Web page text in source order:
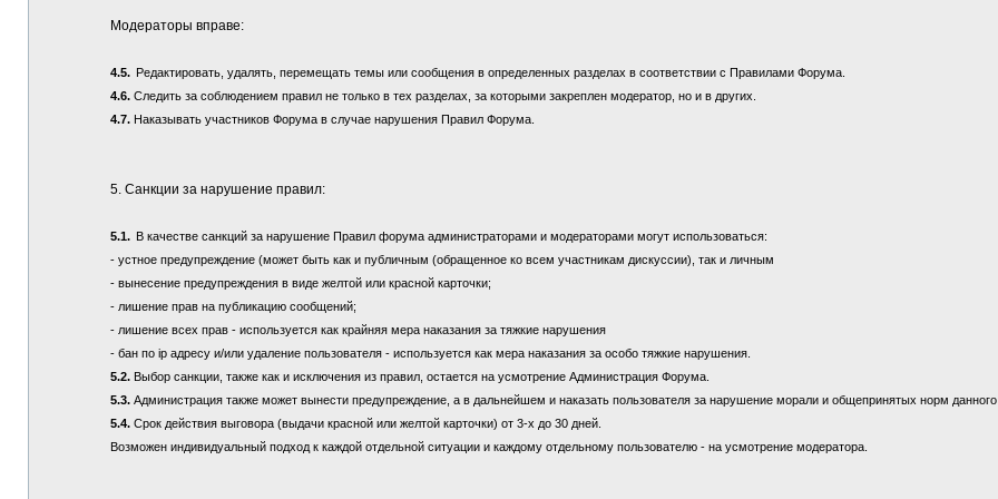
Модераторы вправе:
4.5. Редактировать, удалять, перемещать темы или сообщения в определенных разделах в соответствии с Правилами Форума.
4.6.Следить за соблюдением правил не только в тех разделах, за которыми закреплен модератор, но и в других.
4.7.Наказывать участников Форума в случае нарушения Правил Форума.
5. Санкции за нарушение правил:
5.1. В качестве санкций за нарушение Правил форума администраторами и модераторами могут использоваться:
- устное предупреждение (может быть как и публичным (обращенное ко всем участникам дискуссии), так и личным
- вынесение предупреждения в виде желтой или красной карточки;
- лишение прав на публикацию сообщений;
- лишение всех прав - используется как крайняя мера наказания за тяжкие нарушения
- бан по ip адресу и/или удаление пользователя - используется как мера наказания за особо тяжкие нарушения.
5.2.Выбор санкции, также как и исключения из правил, остается на усмотрение Администрация Форума.
5.3.Администрация также может вынести предупреждение, а в дальнейшем и наказать пользователя за нарушение морали и общепринятых норм
5.4.Срок действия выговора (выдачи красной или желтой карточки) от 3-х до 30 дней.
Возможен индивидуальный подход к каждой отдельной ситуации и каждому отдельному пользователю - на усмотрение модератора.